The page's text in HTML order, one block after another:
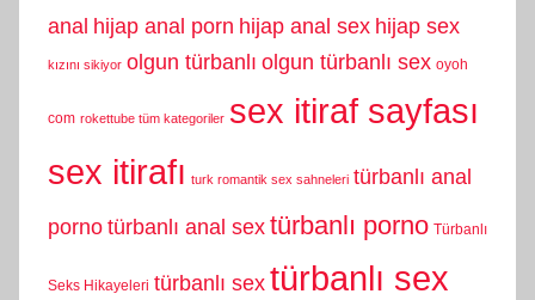
anal hijap anal porn hijap anal sex hijap sex
kızını sikiyor olgun türbanlı olgun türbanlı sex oyoh
com rokettube tüm kategoriler sex itiraf sayfası
sex itirafı turk romantik sex sahneleri türbanlı anal
porno türbanlı anal sex türbanlı porno Türbanlı
Seks Hikayeleri türbanlı sex türbanlı sex